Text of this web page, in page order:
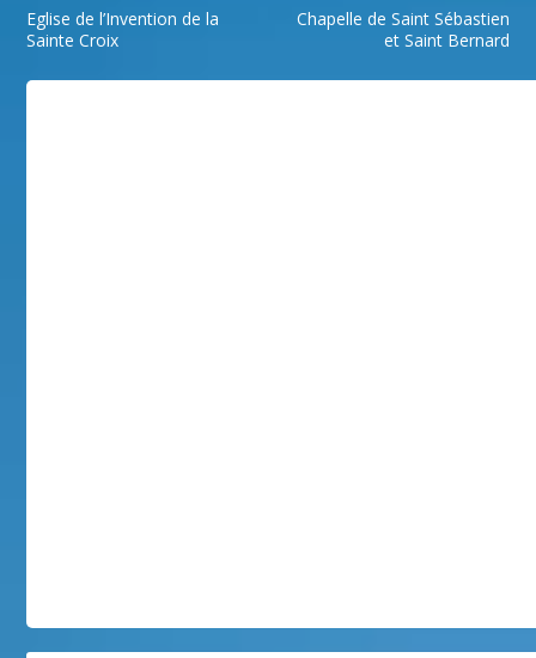
Eglise de l’Invention de la
Sainte Croix
Chapelle de Saint Sébastien
et Saint Bernard